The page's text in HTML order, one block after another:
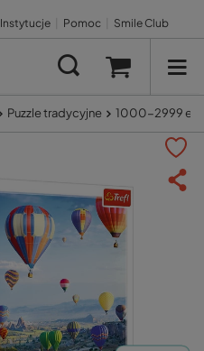
Instytucje Pomoc Smile Club
Puzzle tradycyjne 1000-2999